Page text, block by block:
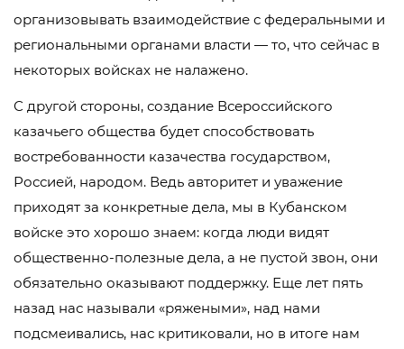
организовывать взаимодействие с федеральными и
региональными органами власти — то, что сейчас в
некоторых войсках не налажено.
С другой стороны, создание Всероссийского
казачьего общества будет способствовать
востребованности казачества государством,
Россией, народом. Ведь авторитет и уважение
приходят за конкретные дела, мы в Кубанском
войске это хорошо знаем: когда люди видят
общественно-полезные дела, а не пустой звон, они
обязательно оказывают поддержку. Еще лет пять
назад нас называли «ряжеными», над нами
подсмеивались, нас критиковали, но в итоге нам